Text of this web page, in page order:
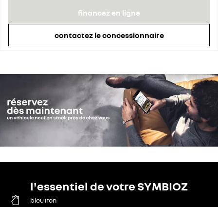
financez en ligne
contactez le concessionnaire
l'essentiel de votre SYMBIOZ
bleu iron